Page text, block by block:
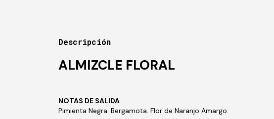
Descripción
ALMIZCLE FLORAL
NOTAS DE SALIDA
Pimienta Negra. Bergamota. Flor de Naranjo Amargo.